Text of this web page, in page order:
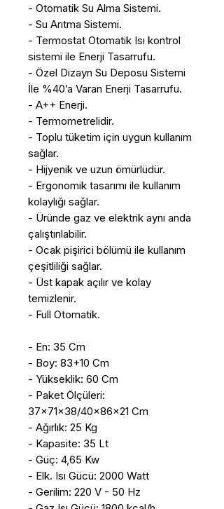
- Otomatik Su Alma Sistemi.
- Su Arıtma Sistemi.
- Termostat Otomatik Isı kontrol
sistemi ile Enerji Tasarrufu.
- Özel Dizayn Su Deposu Sistemi
İle %40’a Varan Enerji Tasarrufu.
- A++ Enerji.
- Termometrelidir.
- Toplu tüketim için uygun kullanım
sağlar.
- Hijyenik ve uzun ömürlüdür.
- Ergonomik tasarımı ile kullanım
kolaylığı sağlar.
- Üründe gaz ve elektrik aynı anda
çalıştırılabilir.
- Ocak pişirici bölümü ile kullanım
çeşitliliği sağlar.
- Üst kapak açılır ve kolay
temizlenir.
- Full Otomatik.
- En: 35 Cm
- Boy: 83+10 Cm
- Yükseklik: 60 Cm
- Paket Ölçüleri:
37x71x38/40x86x21 Cm
- Ağırlık: 25 Kg
- Kapasite: 35 Lt
- Güç: 4,65 Kw
- Elk. Isı Gücü: 2000 Watt
- Gerilim: 220 V - 50 Hz